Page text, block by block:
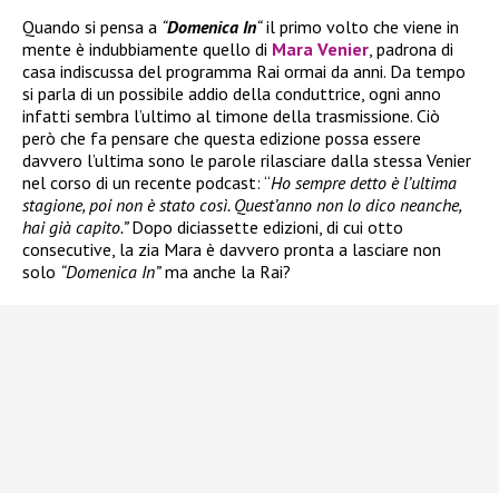
Quando si pensa a “Domenica In“il primo volto che viene in
mente è indubbiamente quello di Mara Venier , padrona di
casa indiscussa del programma Rai ormai da anni. Da tempo
si parla di un possibile addio della conduttrice, ogni anno
infatti sembra l’ultimo al timone della trasmissione. Ciò
però che fa pensare che questa edizione possa essere
davvero l’ultima sono le parole rilasciare dalla stessa Venier
nel corso di un recente podcast: “Ho sempre detto è l’ultima
stagione, poi non è stato così. Quest’anno non lo dico neanche,
hai già capito.”Dopo diciassette edizioni, di cui otto
consecutive, la zia Mara è davvero pronta a lasciare non
solo “Domenica In”ma anche la Rai?